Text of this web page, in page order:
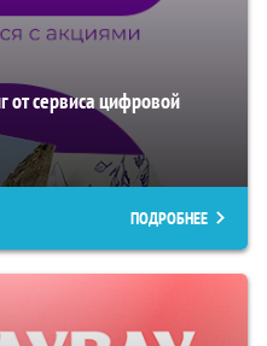
от сервиса цифровой
ПОДРОБНЕЕ